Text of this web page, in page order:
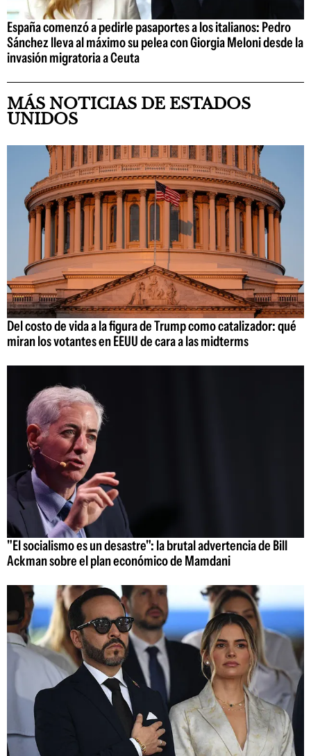
España comenzó a pedirle pasaportes a los italianos: Pedro
Sánchez lleva al máximo su pelea con Giorgia Meloni desde la
invasión migratoria a Ceuta
MÁS NOTICIAS DE ESTADOS
UNIDOS
Del costo de vida a la figura de Trump como catalizador: qué
miran los votantes en EEUU de cara a las midterms
"El socialismo es un desastre": la brutal advertencia de Bill
Ackman sobre el plan económico de Mamdani